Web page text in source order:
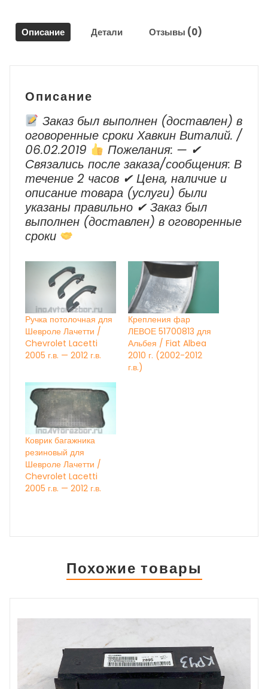
2012
г.в.
Описание Детали Отзывы (0)
Описание
Заказ был выполнен (доставлен) в
оговоренные сроки Хавкин Виталий. /
06.02.2019
Пожелания: — ✔
Cвязались после заказа/сообщения: В
течение 2 часов ✔ Цена, наличие и
описание товара (услуги) были
указаны правильно ✔ Заказ был
выполнен (доставлен) в оговоренные
сроки
Ручка потолочная для
Шевроле Лачетти /
Chevrolet Lacetti
2005 г.в. — 2012 г.в.
Крепления фар
ЛЕВОЕ 51700813 для
Альбея / Fiat Albea
2010 г. (2002-2012
г.в.)
Коврик багажника
резиновый для
Шевроле Лачетти /
Chevrolet Lacetti
2005 г.в. — 2012 г.в.
Похожие товары